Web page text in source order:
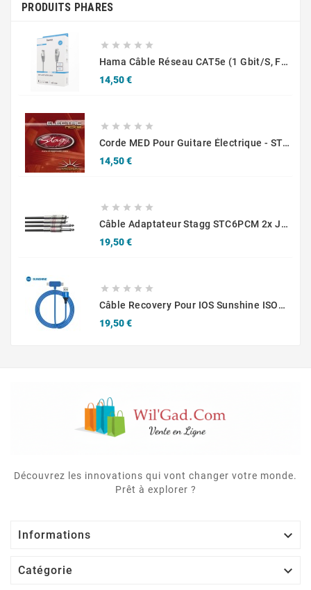
PRODUITS PHARES
    
Hama Câble Réseau CAT5e (1 Gbit/s, F/UTP, Ethernet, RJ45, Câble Internet) Gris
14,50 €Prix
    
Corde MED Pour Guitare Électrique - STAGG EL-1152
14,50 €Prix
    
Câble Adaptateur Stagg STC6PCM 2x Jack Mono Vers RCA, 6 Mètres
19,50 €Prix
    
Câble Recovery Pour IOS Sunshine ISOFT IS-006 Pour IPhone & IPad (Flashing Et Data)
19,50 €Prix
Découvrez les innovations qui vont changer votre monde.
Prêt à explorer ?
Informations 
Catégorie 